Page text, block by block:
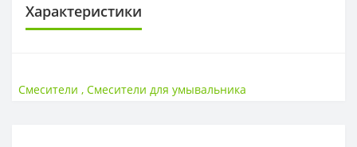
Характеристики
Страна ввоза
Смесители ,Смесители для умывальника